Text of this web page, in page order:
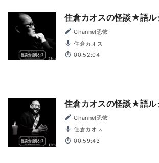
住倉カオスの怪談★語ル
Channel恐怖
住倉カオス
00:52:04
住倉カオスの怪談★語
Channel恐怖
住倉カオス
00:59:43